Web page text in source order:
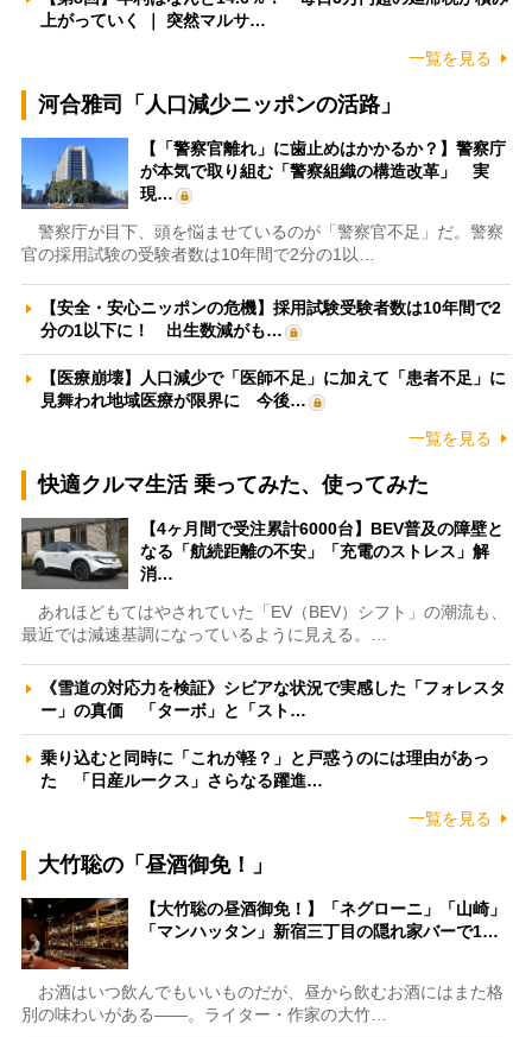
上がっていく ｜ 突然マルサ…
一覧を見る
河合雅司「人口減少ニッポンの活路」
【「警察官離れ」に歯止めはかかるか？】警察庁
が本気で取り組む「警察組織の構造改革」 実
現…
警察庁が目下、頭を悩ませているのが「警察官不足」だ。警察
官の採用試験の受験者数は10年間で2分の1以…
【安全・安心ニッポンの危機】採用試験受験者数は10年間で2
分の1以下に！ 出生数減がも…
【医療崩壊】人口減少で「医師不足」に加えて「患者不足」に
見舞われ地域医療が限界に 今後…
一覧を見る
快適クルマ生活 乗ってみた、使ってみた
【4ヶ月間で受注累計6000台】BEV普及の障壁と
なる「航続距離の不安」「充電のストレス」解
消…
あれほどもてはやされていた「EV（BEV）シフト」の潮流も、
最近では減速基調になっているように見える。…
《雪道の対応力を検証》シビアな状況で実感した「フォレスタ
ー」の真価 「ターボ」と「スト…
乗り込むと同時に「これが軽？」と戸惑うのには理由があっ
た 「日産ルークス」さらなる躍進…
一覧を見る
大竹聡の「昼酒御免！」
【大竹聡の昼酒御免！】「ネグローニ」「山崎」
「マンハッタン」新宿三丁目の隠れ家バーで1…
お酒はいつ飲んでもいいものだが、昼から飲むお酒にはまた格
別の味わいがある――。ライター・作家の大竹…